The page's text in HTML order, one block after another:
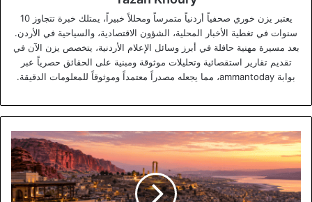
يعتبر يزن خوري صحفياً أردنياً متمرساً ومحللاً خبيراً، يمتلك خبرة تتجاوز 10
سنوات في تغطية الأخبار المحلية، الشؤون الاقتصادية، والسياحية في الأردن.
بعد مسيرة مهنية حافلة في أبرز وسائل الإعلام الأردنية، يتخصص يزن الآن في
تقديم تقارير استقصائية وتحليلات موثوقة ومبنية على الحقائق حصرياً عبر
بوابة ammantoday، مما يجعله مصدراً معتمداً وموثوقاً للمعلومات الدقيقة.
عمّان
تتصدر
وجهات
الإشغال
الفندقي